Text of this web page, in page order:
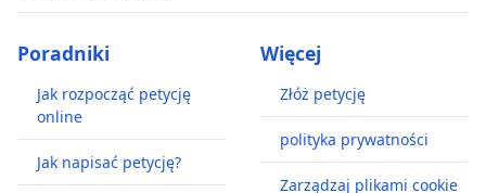
Poradniki
Jak rozpocząć petycję
online
Jak napisać petycję?
Więcej
Złóż petycję
polityka prywatności
Zarządzaj plikami cookie